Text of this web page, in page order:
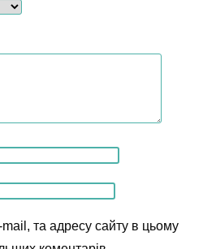
та адресу сайту в цьому